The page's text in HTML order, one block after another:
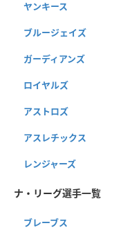
ヤンキース
ブルージェイズ
ガーディアンズ
ロイヤルズ
アストロズ
アスレチックス
レンジャーズ
ナ・リーグ選手一覧
ブレーブス